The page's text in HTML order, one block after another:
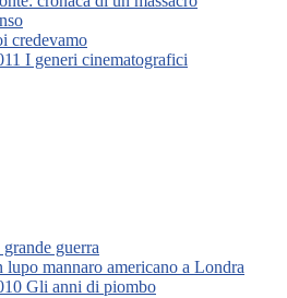
credevamo
I generi cinematografici
guerra
lupo mannaro americano a Londra
Gli anni di piombo